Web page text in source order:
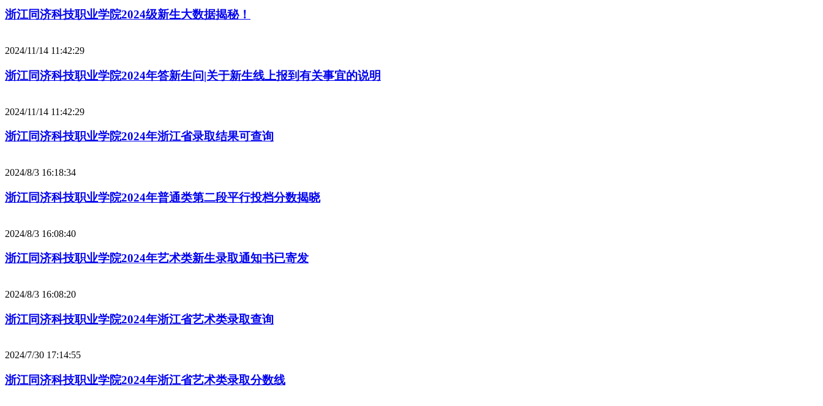
浙江同济科技职业学院2024级新生大数据揭秘！
2024/11/14 11:42:29
浙江同济科技职业学院2024年答新生问|关于新生线上报到有关事宜的说明
2024/11/14 11:42:29
浙江同济科技职业学院2024年浙江省录取结果可查询
2024/8/3 16:18:34
浙江同济科技职业学院2024年普通类第二段平行投档分数揭晓
2024/8/3 16:08:40
浙江同济科技职业学院2024年艺术类新生录取通知书已寄发
2024/8/3 16:08:20
浙江同济科技职业学院2024年浙江省艺术类录取查询
2024/7/30 17:14:55
浙江同济科技职业学院2024年浙江省艺术类录取分数线